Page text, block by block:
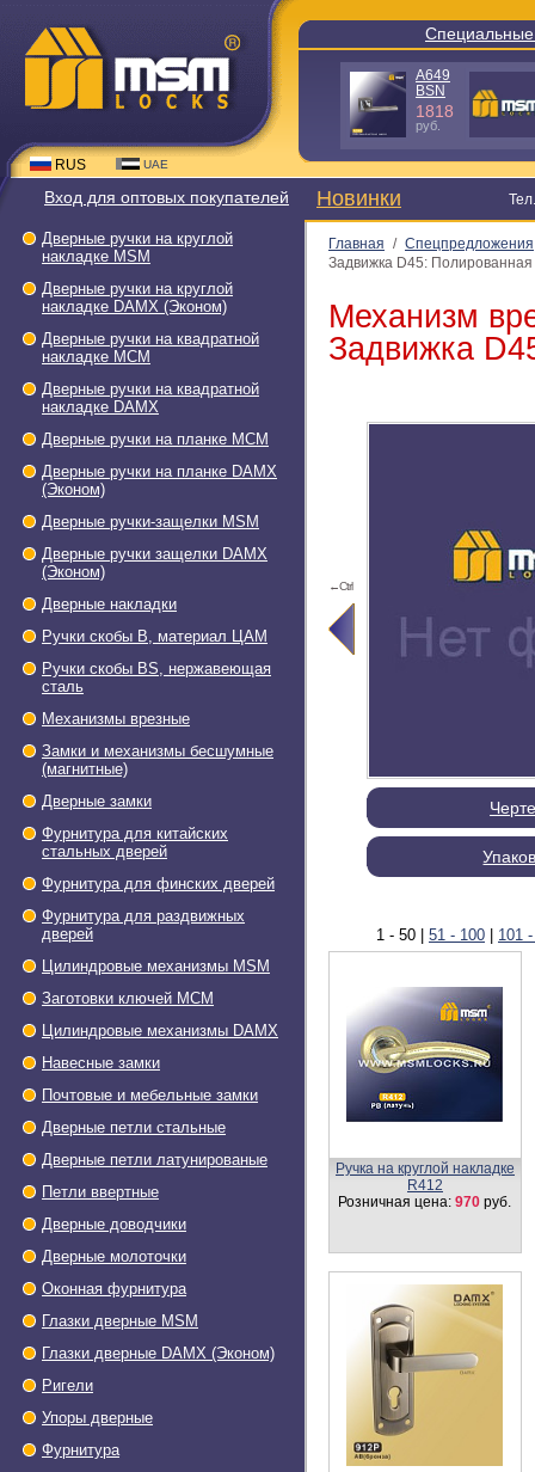
RUS UAE
Специальные
TB1-L
1500 руб.
TS3-L50 -
288руб.
Вход для оптовых покупателей
Дверные ручки на круглой
накладке МSМ
Дверные ручки на круглой
накладке DAMX (Эконом)
Дверные ручки на квадратной
накладке МСМ
Дверные ручки на квадратной
накладке DAMX
Дверные ручки на планке МСМ
Дверные ручки на планке DAMX
(Эконом)
Дверные ручки-защелки МSМ
Дверные ручки защелки DAMX
(Эконом)
Дверные накладки
Ручки скобы В, материал ЦАМ
Ручки скобы BS, нержавеющая
сталь
Механизмы врезные
Замки и механизмы бесшумные
(магнитные)
Дверные замки
Фурнитура для китайских
стальных дверей
Фурнитура для финских дверей
Фурнитура для раздвижных
дверей
Цилиндровые механизмы MSM
Заготовки ключей МСМ
Цилиндровые механизмы DAMX
Навесные замки
Почтовые и мебельные замки
Дверные петли стальные
Дверные петли латунированые
Петли ввертные
Дверные доводчики
Дверные молоточки
Оконная фурнитура
Глазки дверные МSМ
Глазки дверные DAMX (Эконом)
Ригели
Упоры дверные
Фурнитура
Новинки Тел.:
Главная / Спецпредложения
Задвижка D45: Полированная
Механизм
Задвижка
←Ctrl
1 - 50 51 - 100 101
Ручка на круглой накладке
R412
Розничная цена:970 руб.